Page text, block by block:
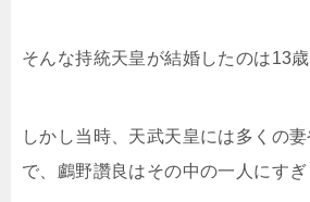
そんな持統天皇が結婚したのは13歳
しかし当時、天武天皇には多くの
で、鸕野讚良はその中の一人にすぎ